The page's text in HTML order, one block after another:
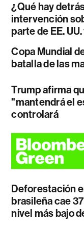
¿Qué hay
intervención
parte de EE.
Copa Mundial
batalla de las
Trump afirma
"mantendrá el
controlará
Deforestación
brasileña cae
nivel más bajo